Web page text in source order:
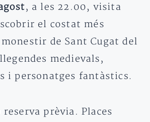
, a les 22.00, visita
el costat més
de Sant Cugat del
medievals,
i personatges fantàstics.
prèvia. Places